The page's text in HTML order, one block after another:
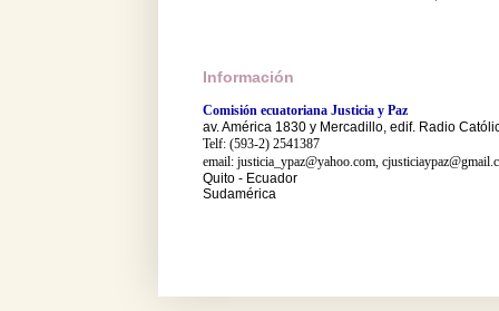
Información
Comisión ecuatoriana Justicia y Paz
av. América 1830 y Mercadillo, edif. Radio
Telf: (593-2) 2541387
email: justicia_ypaz@yahoo.com,
Quito - Ecuador
Sudamérica